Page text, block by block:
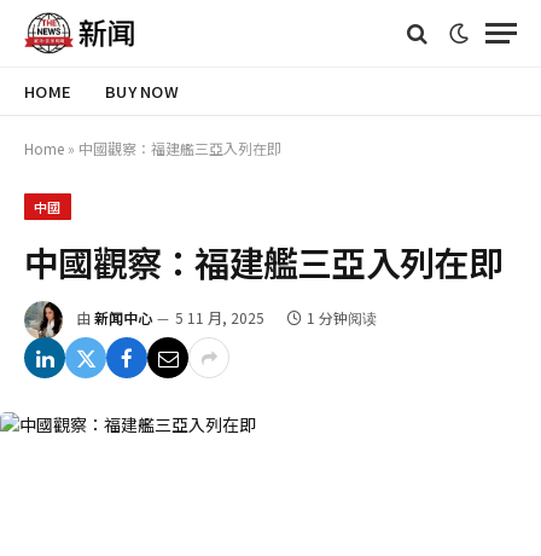
HOME BUY NOW
Home » 中國觀察：福建艦三亞入列在即
中國
中國觀察：福建艦三亞入列在即
由 新闻中心 5 11 月, 2025 1 分钟阅读